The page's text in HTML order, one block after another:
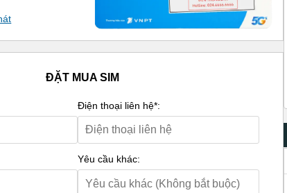
ĐẶT MUA SIM
Điện thoại liên hệ*:
Yêu cầu khác: